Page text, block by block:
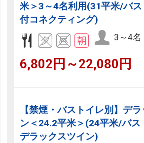
米＞3～4名利用(31平米/バス
付コネクティング)
3～4名
6,802円～22,080円
【禁煙・バストイレ別】デ
ン＜24.2平米＞(24平米/バス
デラックスツイン)